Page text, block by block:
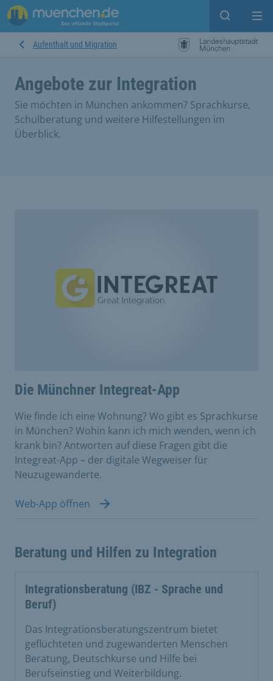
Suche
Aufenthalt und Migration
Angebote zur Integration
Sie möchten in München ankommen? Sprachkurse,
Schulberatung und weitere Hilfestellungen im
Überblick.
Die Münchner Integreat-App
Wie finde ich eine Wohnung? Wo gibt es Sprachkurse
in München? Wohin kann ich mich wenden, wenn ich
krank bin? Antworten auf diese Fragen gibt die
Integreat-App – der digitale Wegweiser für
Neuzugewanderte.
Web-App öffnen
Beratung und Hilfen zu Integration
Integrationsberatung (IBZ - Sprache und
Beruf)
Das Integrationsberatungszentrum bietet
geflüchteten und zugewanderten Menschen
Beratung, Deutschkurse und Hilfe bei
Berufseinstieg und Weiterbildung.